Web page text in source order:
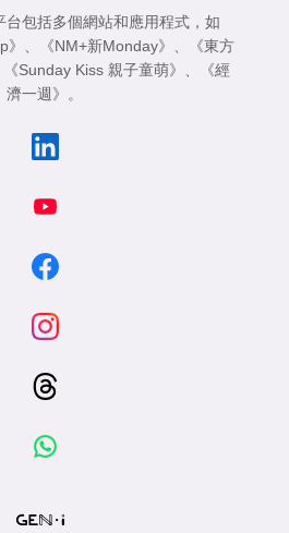
台包括多個網站和應用程式，如
》 《NM+新Monday》
《東方
《Sunday Kiss 親子童萌》
《經
濟一週》
。